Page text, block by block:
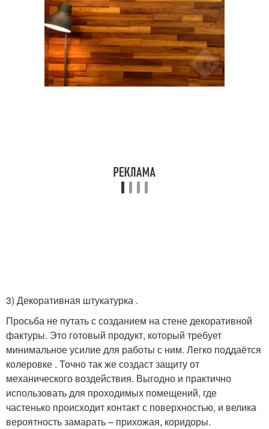
3) Декоративная штукатурка .
Просьба не путать с созданием на стене декоративной
фактуры. Это готовый продукт, который требует
минимальное усилие для работы с ним. Легко поддаётся
колеровке . Точно так же создаст защиту от
механического воздействия. Выгодно и практично
использовать для проходимых помещений, где
частенько происходит контакт с поверхностью, и велика
вероятность замарать – прихожая, коридоры.